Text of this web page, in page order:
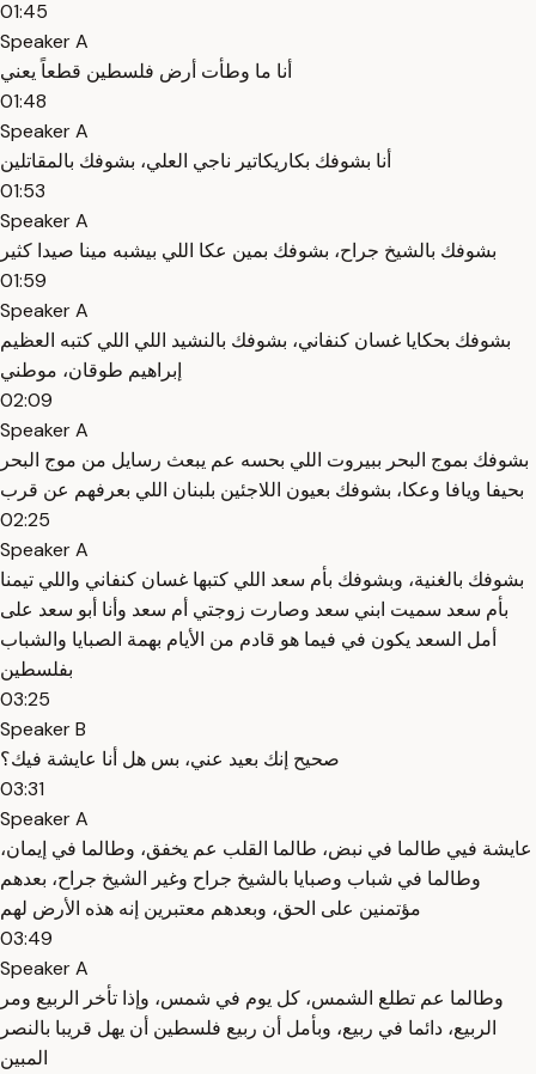
01:45
Speaker A
أنا ما وطأت أرض فلسطين قطعاً يعني
01:48
Speaker A
أنا بشوفك بكاريكاتير ناجي العلي، بشوفك بالمقاتلين
01:53
Speaker A
بشوفك بالشيخ جراح، بشوفك بمين عكا اللي بيشبه مينا صيدا كثير
01:59
Speaker A
بشوفك بحكايا غسان كنفاني، بشوفك بالنشيد اللي اللي كتبه العظيم
إبراهيم طوقان، موطني
02:09
Speaker A
بشوفك بموج البحر ببيروت اللي بحسه عم يبعث رسايل من موج البحر
بحيفا ويافا وعكا، بشوفك بعيون اللاجئين بلبنان اللي بعرفهم عن قرب
02:25
Speaker A
بشوفك بالغنية، وبشوفك بأم سعد اللي كتبها غسان كنفاني واللي تيمنا
بأم سعد سميت ابني سعد وصارت زوجتي أم سعد وأنا أبو سعد على
أمل السعد يكون في فيما هو قادم من الأيام بهمة الصبايا والشباب
بفلسطين
03:25
Speaker B
صحيح إنك بعيد عني، بس هل أنا عايشة فيك؟
03:31
Speaker A
عايشة فيي طالما في نبض، طالما القلب عم يخفق، وطالما في إيمان،
وطالما في شباب وصبايا بالشيخ جراح وغير الشيخ جراح، بعدهم
مؤتمنين على الحق، وبعدهم معتبرين إنه هذه الأرض لهم
03:49
Speaker A
وطالما عم تطلع الشمس، كل يوم في شمس، وإذا تأخر الربيع ومر
الربيع، دائما في ربيع، وبأمل أن ربيع فلسطين أن يهل قريبا بالنصر
المبين